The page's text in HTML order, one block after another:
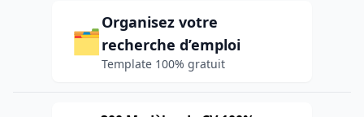
🗂️
Organisez votre
recherche d’emploi
Template 100% gratuit